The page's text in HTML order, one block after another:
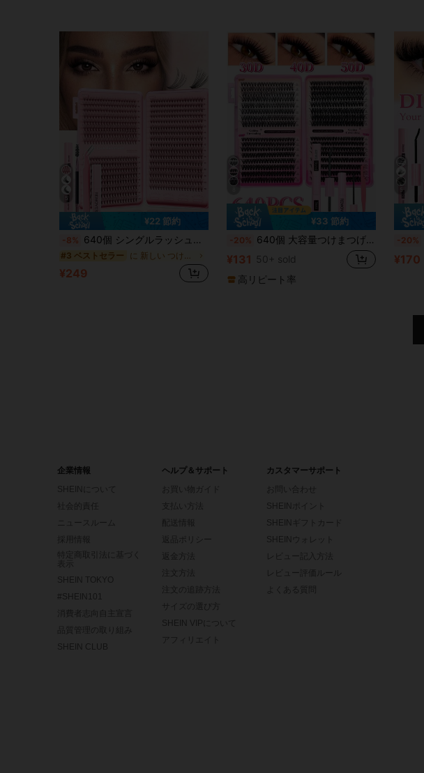
¥22 節約
-8% 640個 シングルラッシュクラスター、高密度ふわふわDカール DIYつけまつげ、8-16mm混合長さデザイン、様々なメイクアップルックに適し、目を大きく見せる、セットにはラッシュグルー、リムーバー、ツイーザーが含まれ、軽量で再利用可能、初心者向け、日常、パーティー、その他のシーンで使える
#3 ベストセラー
¥249
¥33 節約
-20% 640個 大容量つけまつげセット、(30D-40D-50Dミックスパック) まつげエクステンションキット、8mm-16mm DIYまつげエクステンションツールセット。アクセサリーにはシングルクラスターつけまつげ、Dカールつけまつげ、まつげクラスター、まつげグルー、メイクリムーバー、スタイリングリキッド、まつげブラシが含まれており、自宅で簡単にプロ級のまつげルックを作成できます。女性のメイクに欠かせないつけまつげセットで、華やかなルックを演出でき、日常使い、旅行、初心者、結婚式、デート、パーティー、フェスティバルなど様々なシーンに適しています。クリスマス/ハロウィン/新学期のギフトにも最適です。
¥131 50+ sold
高リピート率
-20%
¥170
企業情報
SHEINについて
ニュースルーム
SHEIN TOKYO
#SHEIN101
消費者志向自主宣言
品質管理の取り組み
SHEIN CLUB
ヘルプ＆サポート
お買い物ガイド
支払い方法
返品ポリシー
サイズの選び方
SHEIN VIPについて
アフィリエイト
カスタマーサポート
お問い合わせ
SHEINポイント
SHEINギフトカード
SHEINウォレット
レビュー記入方法
レビュー評価ルール
よくある質問